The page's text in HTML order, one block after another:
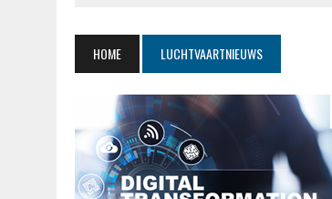
AUGUSTUS 5, 2026 | OEKRAÏENSE ANTONOV
AUGUSTUS 5, 2026 | RAAMSTOELTJE IN DE
HOME LUCHTVAARTNIEUWS